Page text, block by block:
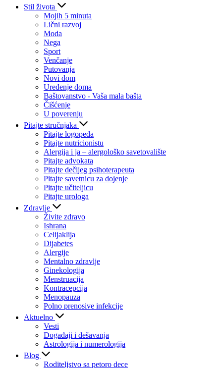
Stil života
Mojih 5 minuta
Lični razvoj
Moda
Nega
Sport
Venčanje
Putovanja
Novi dom
Uređenje doma
Baštovanstvo - Vaša mala bašta
Čišćenje
U poverenju
Pitajte stručnjaka
Pitajte logopeda
Pitajte nutricionistu
Alergija i ja – alergološko savetovalište
Pitajte advokata
Pitajte dečijeg psihoterapeuta
Pitajte savetnicu za dojenje
Pitajte učiteljicu
Pitajte urologa
Zdravlje
Živite zdravo
Ishrana
Celijaklija
Dijabetes
Alergije
Mentalno zdravlje
Ginekologija
Menstruacija
Kontracepcija
Menopauza
Polno prenosive infekcije
Aktuelno
Vesti
Događaji i dešavanja
Astrologija i numerologija
Blog
Roditeljstvo sa petoro dece